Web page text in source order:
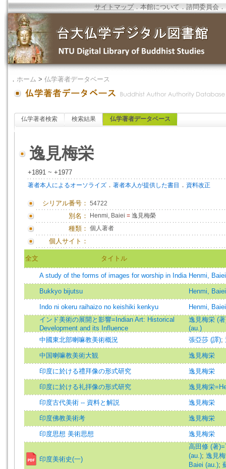
サイトマップ．本館について ．諮問委員会 ．
． ホーム > 仏学著者データベース
仏学著者検索 検索結果 仏学著者データベース
逸見梅栄
+1891 ~ +1977
著者本人によるオーソライズ ． 著者本人が提供した書目 ． 資料改正
シリアル番号： 54722
別名： Henmi, Baiei = 逸見梅榮
種類： 個人著者
個人サイト：
全文 タイトル
A study of the forms of images for worship in India Henmi, Baiei
Bukkyo bijutsu Henmi, Baiei
Indo ni okeru raihaizo no keishiki kenkyu
Henmi, Baiei
インド美術の展開と影響=Indian Art: Historical
Development and its Influence
逸見梅栄 (
(au.)
中國東北部喇嘛教美術概況
張亞莎 (譯);
中国喇嘛教美術大観 逸見梅栄
印度に於ける禮拜像の形式研究 逸見梅栄
印度に於ける礼拝像の形式研究 逸見梅栄
印度古代美術 -- 資料と解説 逸見梅栄
印度佛教美術考 逸見梅栄
印度思想 美術思想 逸見梅栄
印度美術史(一)
高田修 (著
(au.); 逸見
Baiei (au.);